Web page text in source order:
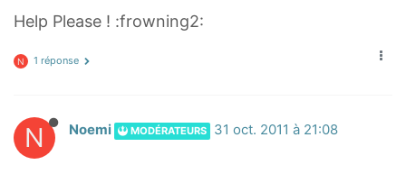
Help Please ! :frowning2:
N 1 réponse
N Noemi MODÉRATEURS 31 oct. 2011 à 21:08